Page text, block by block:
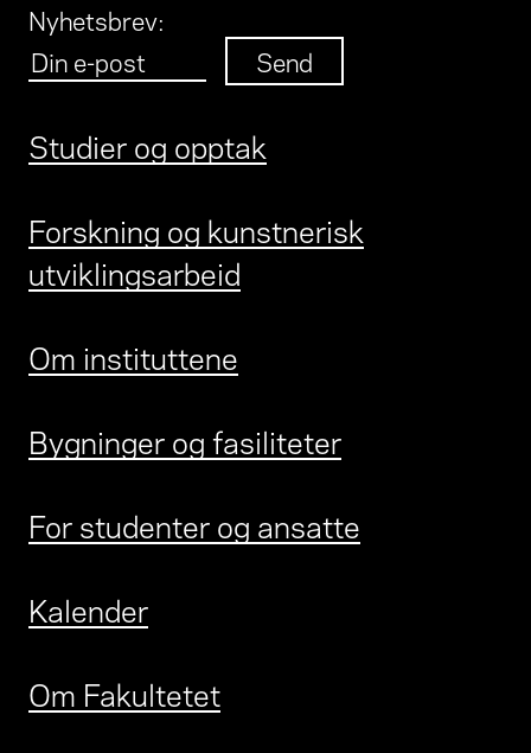
Nyhetsbrev:
Studier og opptak
Forskning og kunstnerisk
utviklingsarbeid
Om instituttene
Bygninger og fasiliteter
For studenter og ansatte
Kalender
Om Fakultetet